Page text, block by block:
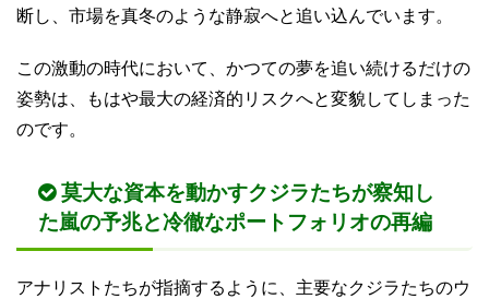
断し、市場を真冬のような静寂へと追い込んでいます。
この激動の時代において、かつての夢を追い続けるだけの
姿勢は、もはや最大の経済的リスクへと変貌してしまった
のです。
莫大な資本を動かすクジラたちが察知し
た嵐の予兆と冷徹なポートフォリオの再編
アナリストたちが指摘するように、主要なクジラたちのウ